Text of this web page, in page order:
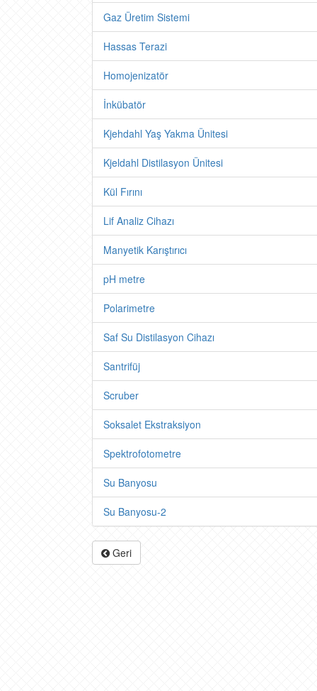
Gaz Üretim Sistemi
Hassas Terazi
Homojenizatör
İnkübatör
Kjehdahl Yaş Yakma Ünitesi
Kjeldahl Distilasyon Ünitesi
Kül Fırını
Lif Analiz Cihazı
Manyetik Karıştırıcı
pH metre
Polarimetre
Saf Su Distilasyon Cihazı
Santrifüj
Scruber
Soksalet Ekstraksiyon
Spektrofotometre
Su Banyosu
Su Banyosu-2
Geri